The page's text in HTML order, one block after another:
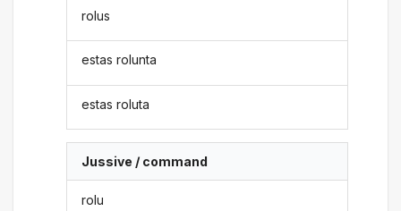
rolus
estas rolunta
estas roluta
Jussive / command
rolu